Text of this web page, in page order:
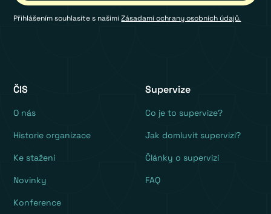
Přihlášením souhlasíte s našimiZásadami ochrany osobních údajů.
ČIS
O nás
Historie organizace
Ke stažení
Novinky
Konference
Supervize
Co je to supervize?
Jak domluvit supervizi?
Články o supervizi
FAQ